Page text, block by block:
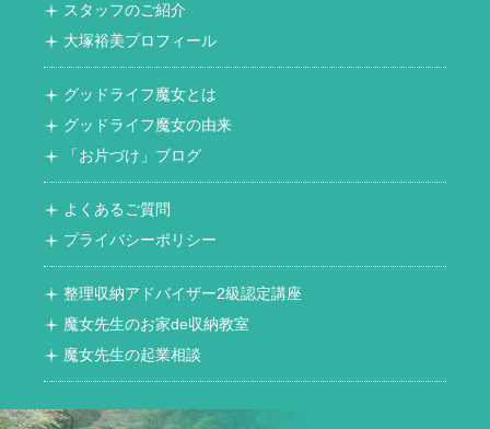
スタッフのご紹介
大塚裕美プロフィール
グッドライフ魔女とは
グッドライフ魔女の由来
「お片づけ」ブログ
よくあるご質問
プライバシーポリシー
整理収納アドバイザー2級認定講座
魔女先生のお家de収納教室
魔女先生の起業相談